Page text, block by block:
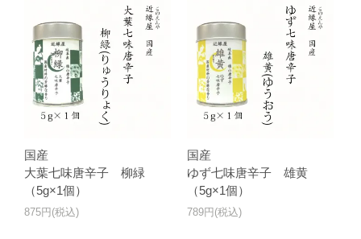
国産
大葉七味唐辛子 柳緑
（5g×1個）
875円(税込)
国産
ゆず七味唐辛子 雄黄
（5g×1個）
789円(税込)